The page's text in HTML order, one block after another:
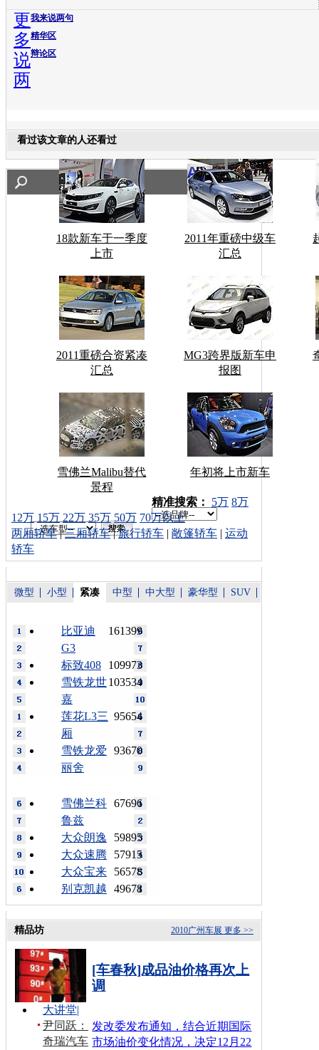
我来说两句
精华区
辩论区
更
多
说
两
看过该文章的人还看过
18款新车于一季度
上市
2011年重磅中级车
汇总
2011重磅合资紧凑
汇总
MG3跨界版新车申
报图
雪佛兰Malibu替代
景程
年初将上市新车
车型搜索：
精准搜索： 5万 8万
12万 15万 22万 35万 50万 70万以上
两厢轿车|三厢轿车|旅行轿车 | 敞篷轿车 | 运动
轿车
微型 小型 紧凑 中型 中大型 豪华型 SUV
161399
比亚迪
G3
109973
标致408
103534
雪铁龙世
嘉
95654
莲花L3三
厢
93670
雪铁龙爱
丽舍
67696
雪佛兰科
鲁兹
59895
大众朗逸
57915
大众速腾
56578
大众宝来
49678
别克凯越
更多 >>
2010广州车展
精品坊
[车春秋]成品油价格再次上
调
发改委发布通知，结合近期国际
市场油价变化情况，决定12月22
大讲堂|
尹同跃：
奇瑞汽车